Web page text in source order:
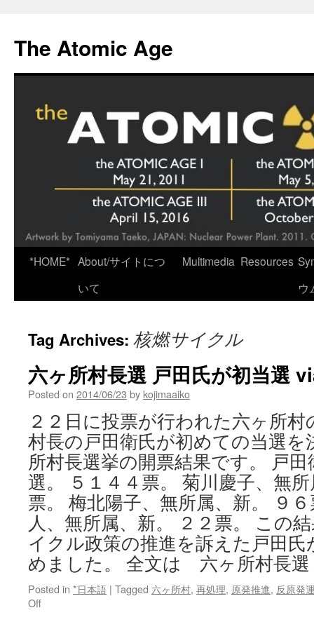
content
The Atomic Age
*HOME* About/サイトにつ
いて
Multimedia Resources
ウ
Tag Archives: 核燃サイクル
六ヶ所村長選 戸田氏が初当選
Posted on 2014/06/23 by kojimaaiko
２２日に投票が行われた六ヶ所
村長の戸田衛氏が初めての当選を
所村長選挙の開票結果です。 戸
選。 ５１４４票。 菊川慶子、無
票。 梅北陽子、無所属、新。 ９
人、無所属、新。 ２２票。 この
イクル政策の推進を訴えた戸田
めました。 全文は 六ヶ所村長選
Posted in *日本語 | Tagged 六ヶ所村, 再処理, 原発推進, 反原発
Offon